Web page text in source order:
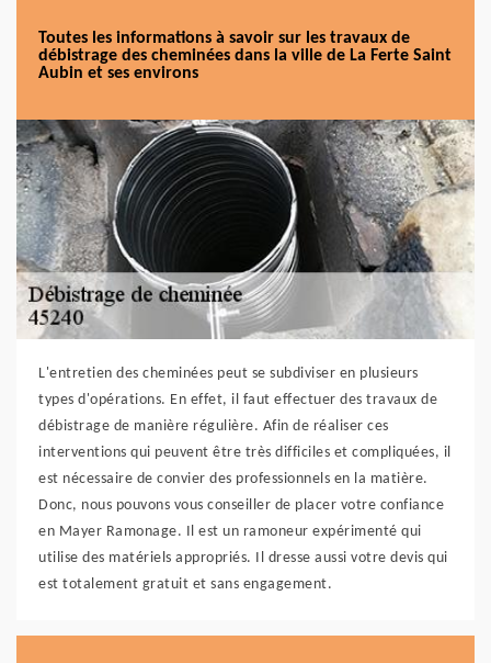
Toutes les informations à savoir sur les travaux de
débistrage des cheminées dans la ville de La Ferte Saint
Aubin et ses environs
L'entretien des cheminées peut se subdiviser en plusieurs
types d'opérations. En effet, il faut effectuer des travaux de
débistrage de manière régulière. Afin de réaliser ces
interventions qui peuvent être très difficiles et compliquées, il
est nécessaire de convier des professionnels en la matière.
Donc, nous pouvons vous conseiller de placer votre confiance
en Mayer Ramonage. Il est un ramoneur expérimenté qui
utilise des matériels appropriés. Il dresse aussi votre devis qui
est totalement gratuit et sans engagement.